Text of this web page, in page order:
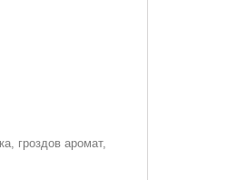
гроздов аромат,